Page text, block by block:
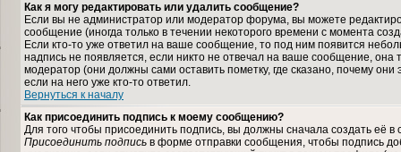
Как я могу редактировать или удалить сообщение?
Если вы не администратор или модератор форума, вы можете
сообщение (иногда только в течении некоторого времени с момента
Если кто-то уже ответил на ваше сообщение, то под ним появится
надпись не появляется, если никто не отвечал на ваше сообщение,
модератор (они должны сами оставить пометку, где сказано, почему
если на него уже кто-то ответил.
Вернуться к началу
Как присоединить подпись к моему сообщению?
Для того чтобы присоединить подпись, вы должны сначала создать её
Присоединить подпись в форме отправки сообщения, чтобы подпись